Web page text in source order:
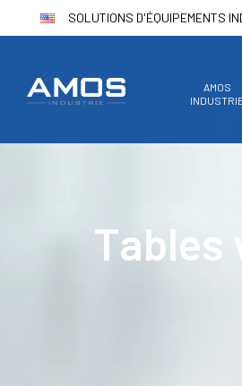
SOLUTIONS D'ÉQUIPEMENTS
AMOS